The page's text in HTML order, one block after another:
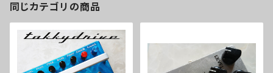
同じカテゴリの商品